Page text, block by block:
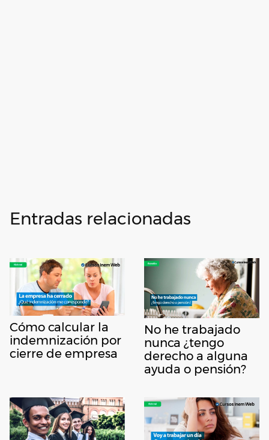
Entradas relacionadas
Cómo calcular la
indemnización por
cierre de empresa
No he trabajado
nunca ¿tengo
derecho a alguna
ayuda o pensión?